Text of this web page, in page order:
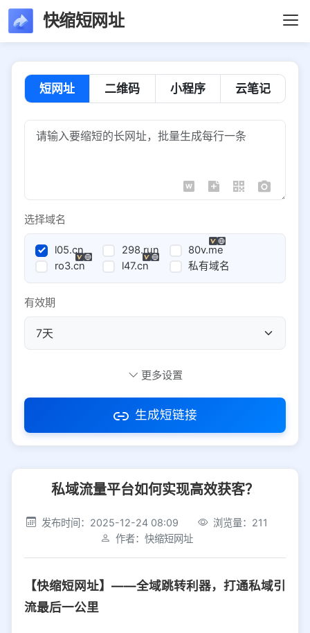
快缩短网址
短网址 二维码 小程序 云笔记
选择域名
l05.cn 298.run
80v.me
ro3.cn
l47.cn 私有域名
有效期
访问密码
社交平台 电商平台
选择防红平台类型，避免链接被拦截
iOS Android
更多设置
生成短链接
私域流量平台如何实现高效获客？
发布时间：2025-12-24 08:09
浏览量：211
作者：快缩短网址
【快缩短网址】——全域跳转利器，打通私域引
流最后一公里